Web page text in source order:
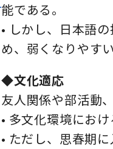
能である。
• しかし、日本語
め、弱くなりやすい
◆文化適応
友人関係や部活動
• 多文化環境にお
• ただし、思春期